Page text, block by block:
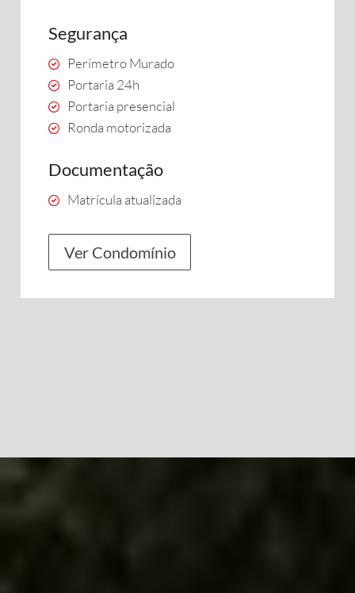
Segurança
Perímetro Murado
Portaria 24h
Portaria presencial
Ronda motorizada
Documentação
Matrícula atualizada
Ver Condomínio